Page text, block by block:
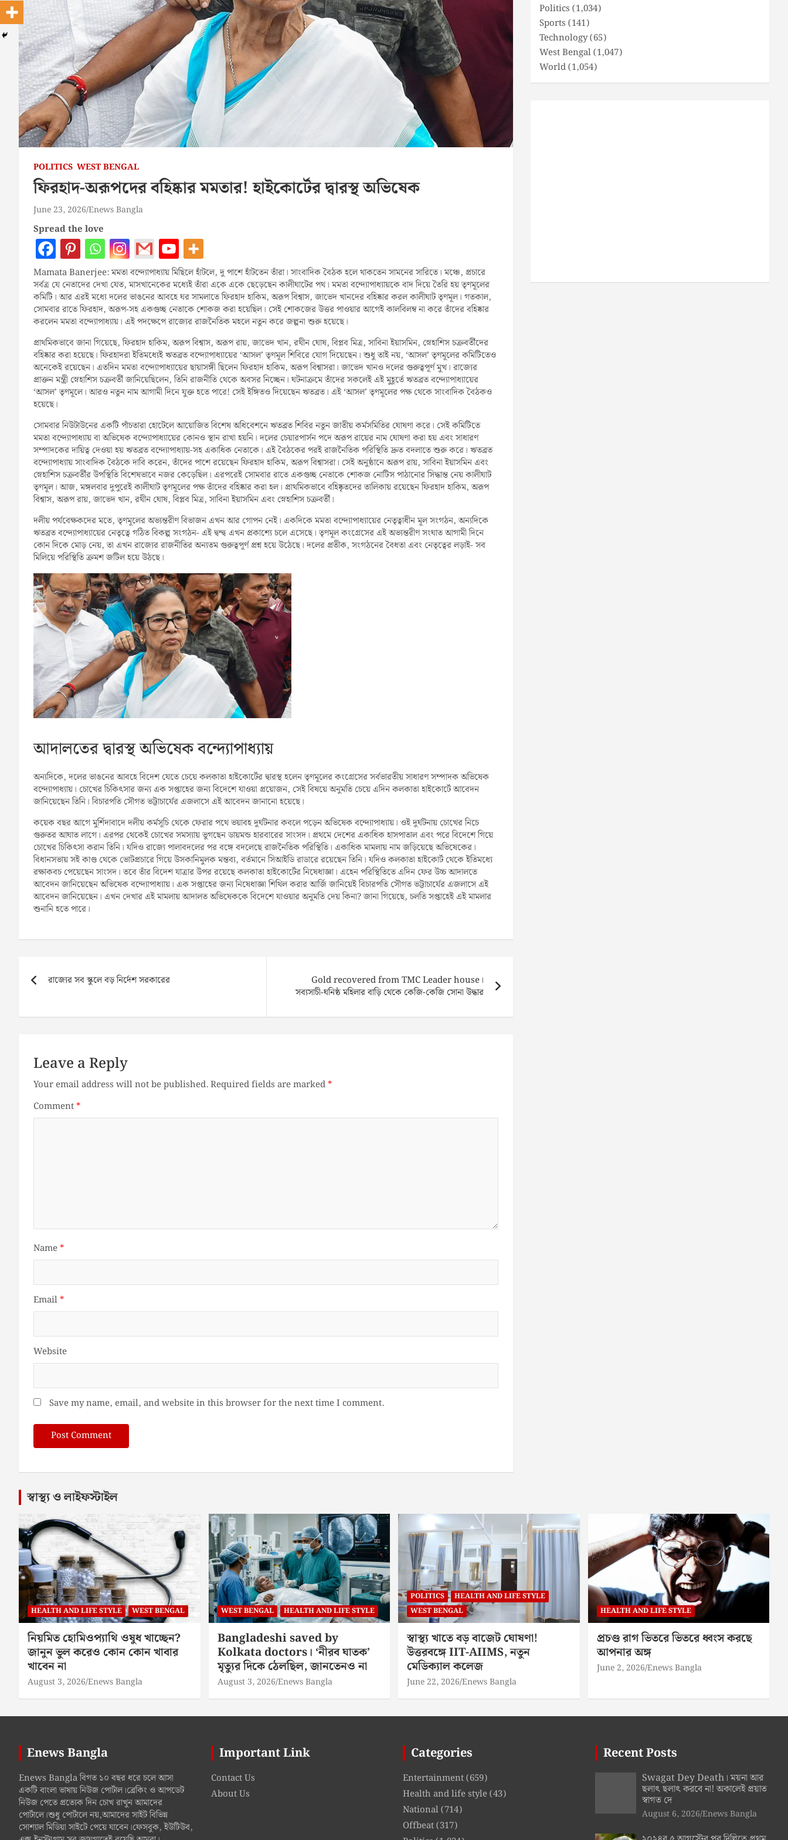
POLITICS WEST BENGAL
ফিরহাদ-অরূপদের বহিষ্কার মমতার! হাইকোর্টের দ্বারস্থ অভিষেক
June 23, 2026 Enews Bangla
Spread the love
Mamata Banerjee: মমতা বন্দ্যোপাধ্যায় মিছিলে হাঁটলে, দু পাশে হাঁটতেন তাঁরা। সাংবাদিক বৈঠক হলে থাকতেন সামনের সারিতে। মঞ্চে, প্রচারে
সর্বত্র যে নেতাদের দেখা যেত, মাসখানেকের মধ্যেই তাঁরা একে একে ছেড়েছেন কালীঘাটের পথ। মমতা বন্দ্যোপাধ্যায়কে বাদ দিয়ে তৈরি হয় তৃণমূলের
কমিটি। আর এরই মধ্যে দলের ভাঙনের আবহে ঘর সামলাতে ফিরহাদ হাকিম, অরূপ বিশ্বাস, জাভেদ খানদের বহিষ্কার করল কালীঘাট তৃণমূল। গতকাল,
সোমবার রাতে ফিরহাদ, অরূপ-সহ একগুচ্ছ নেতাকে শোকজ করা হয়েছিল। সেই শোকজের উত্তর পাওয়ার আগেই কালবিলম্ব না করে তাঁদের বহিষ্কার
করলেন মমতা বন্দ্যোপাধ্যায়। এই পদক্ষেপে রাজ্যের রাজনৈতিক মহলে নতুন করে জল্পনা শুরু হয়েছে।
প্রাথমিকভাবে জানা গিয়েছে, ফিরহাদ হাকিম, অরূপ বিশ্বাস, অরূপ রায়, জাভেদ খান, রথীন ঘোষ, বিপ্লব মিত্র, সাবিনা ইয়াসমিন, স্নেহাশিস চক্রবর্তীদের
বহিষ্কার করা হয়েছে। ফিরহাদরা ইতিমধ্যেই ঋতব্রত বন্দ্যোপাধ্যায়ের ‘আসল’ তৃণমূল শিবিরে যোগ দিয়েছেন। শুধু তাই নয়, ‘আসল’ তৃণমূলের কমিটিতেও
অনেকেই রয়েছেন। এতদিন মমতা বন্দ্যোপাধ্যায়ের ছায়াসঙ্গী ছিলেন ফিরহাদ হাকিম, অরূপ বিশ্বাসরা। জাভেদ খানও দলের গুরুত্বপূর্ণ মুখ। রাজ্যের
প্রাক্তন মন্ত্রী স্নেহাশিস চক্রবর্তী জানিয়েছিলেন, তিনি রাজনীতি থেকে অবসর নিচ্ছেন। ঘটনাক্রমে তাঁদের সকলেই এই মুহূর্তে ঋতব্রত বন্দ্যোপাধ্যায়ের
‘আসল’ তৃণমূলে। আরও নতুন নাম আগামী দিনে যুক্ত হতে পারে! সেই ইঙ্গিতও দিয়েছেন ঋতব্রত। এই ‘আসল’ তৃণমূলের পক্ষ থেকে সাংবাদিক বৈঠকও
হয়েছে।
সোমবার নিউটাউনের একটি পাঁচতারা হোটেলে আয়োজিত বিশেষ অধিবেশনে ঋতব্রত শিবির নতুন জাতীয় কর্মসমিতির ঘোষণা করে। সেই কমিটিতে
মমতা বন্দ্যোপাধ্যায় বা অভিষেক বন্দ্যোপাধ্যায়ের কোনও স্থান রাখা হয়নি। দলের চেয়ারপার্সন পদে অরূপ রায়ের নাম ঘোষণা করা হয় এবং সাধারণ
সম্পাদকের দায়িত্ব দেওয়া হয় ঋতব্রত বন্দ্যোপাধ্যায়-সহ একাধিক নেতাকে। এই বৈঠকের পরই রাজনৈতিক পরিস্থিতি দ্রুত বদলাতে শুরু করে। ঋতব্রত
বন্দ্যোপাধ্যায় সাংবাদিক বৈঠকে দাবি করেন, তাঁদের পাশে রয়েছেন ফিরহাদ হাকিম, অরূপ বিশ্বাসরা। সেই অনুষ্ঠানে অরূপ রায়, সাবিনা ইয়াসমিন এবং
স্নেহাশিস চক্রবর্তীর উপস্থিতি বিশেষভাবে নজর কেড়েছিল। এরপরেই সোমবার রাতে একগুচ্ছ নেতাকে শোকজ নোটিস পাঠানোর সিদ্ধান্ত নেয় কালীঘাট
তৃণমূল। আজ, মঙ্গলবার দুপুরেই কালীঘাট তৃণমূলের পক্ষ তাঁদের বহিষ্কার করা হল। প্রাথমিকভাবে বহিষ্কৃতদের তালিকায় রয়েছেন ফিরহাদ হাকিম, অরূপ
বিশ্বাস, অরূপ রায়, জাভেদ খান, রথীন ঘোষ, বিপ্লব মিত্র, সাবিনা ইয়াসমিন এবং স্নেহাশিস চক্রবর্তী।
দলীয় পর্যবেক্ষকদের মতে, তৃণমূলের অভ্যন্তরীণ বিভাজন এখন আর গোপন নেই। একদিকে মমতা বন্দ্যোপাধ্যায়ের নেতৃত্বাধীন মূল সংগঠন, অন্যদিকে
ঋতব্রত বন্দ্যোপাধ্যায়ের নেতৃত্বে গঠিত বিকল্প সংগঠন- এই দ্বন্দ্ব এখন প্রকাশ্যে চলে এসেছে। তৃণমূল কংগ্রেসের এই অভ্যন্তরীণ সংঘাত আগামী দিনে
কোন দিকে মোড় নেয়, তা এখন রাজ্যের রাজনীতির অন্যতম গুরুত্বপূর্ণ প্রশ্ন হয়ে উঠেছে। দলের প্রতীক, সংগঠনের বৈধতা এবং নেতৃত্বের লড়াই- সব
মিলিয়ে পরিস্থিতি ক্রমশ জটিল হয়ে উঠছে।
আদালতের দ্বারস্থ অভিষেক বন্দ্যোপাধ্যায়
অন্যদিকে, দলের ভাঙনের আবহে বিদেশ যেতে চেয়ে কলকাতা হাইকোর্টের দ্বারস্থ হলেন তৃণমূলের কংগ্রেসের সর্বভারতীয় সাধারণ সম্পাদক অভিষেক
বন্দ্যোপাধ্যায়। চোখের চিকিৎসার জন্য এক সপ্তাহের জন্য বিদেশে যাওয়া প্রয়োজন, সেই বিষয়ে অনুমতি চেয়ে এদিন কলকাতা হাইকোর্টে আবেদন
জানিয়েছেন তিনি। বিচারপতি সৌগত ভট্টাচার্যের এজলাসে এই আবেদন জানানো হয়েছে।
কয়েক বছর আগে মুর্শিদাবাদে দলীয় কর্মসূচি থেকে ফেরার পথে ভয়াবহ দুর্ঘটনার কবলে পড়েন অভিষেক বন্দ্যোপাধ্যায়। ওই দুর্ঘটনায় চোখের নিচে
গুরুতর আঘাত লাগে। এরপর থেকেই চোখের সমস্যায় ভুগছেন ডায়মন্ড হারবারের সাংসদ। প্রথমে দেশের একাধিক হাসপাতাল এবং পরে বিদেশে গিয়ে
চোখের চিকিৎসা করান তিনি। যদিও রাজ্যে পালাবদলের পর বঙ্গে বদলেছে রাজনৈতিক পরিস্থিতি। একাধিক মামলায় নাম জড়িয়েছে অভিষেকের।
বিধানসভায় সই কাণ্ড থেকে ভোটপ্রচারে গিয়ে উসকানিমুলক মন্তব্য, বর্তমানে সিআইডি রাডারে রয়েছেন তিনি। যদিও কলকাতা হাইকোর্ট থেকে ইতিমধ্যে
রক্ষাকবচ পেয়েছেন সাংসদ। তবে তাঁর বিদেশ যাত্রার উপর রয়েছে কলকাতা হাইকোর্টের নিষেধাজ্ঞা। এহেন পরিস্থিতিতে এদিন ফের উচ্চ আদালতে
আবেদন জানিয়েছেন অভিষেক বন্দ্যোপাধ্যায়। এক সপ্তাহের জন্য নিষেধাজ্ঞা শিথিল করার আর্জি জানিয়েই বিচারপতি সৌগত ভট্টাচার্যের এজলাসে এই
আবেদন জানিয়েছেন। এখন দেখার এই মামলায় আদালত অভিষেককে বিদেশে যাওয়ার অনুমতি দেয় কিনা? জানা গিয়েছে, চলতি সপ্তাহেই এই মামলার
শুনানি হতে পারে।
navigation
রাজ্যের সব স্কুলে বড় নির্দেশ সরকারের
Gold recovered from TMC Leader house।
সব্যসাচী-ঘনিষ্ঠ মহিলার বাড়ি থেকে কেজি-কেজি সোনা উদ্ধার
Leave a Reply
Your email address will not be published.Required fields are marked*
Comment*
Name*
Email*
Website
Save my name, email, and website in this browser for the next time I comment.
Politics (1,034)
Sports (141)
Technology(65)
West Bengal(1,047)
World(1,054)
স্বাস্থ্য ও লাইফস্টাইল
HEALTH AND LIFE STYLE WEST BENGAL
নিয়মিত হোমিওপ্যাথি ওষুধ খাচ্ছেন?
জানুন ভুল করেও কোন কোন খাবার
খাবেন না
August 3, 2026 Enews Bangla
WEST BENGAL HEALTH AND LIFE STYLE
Bangladeshi saved by
Kolkata doctors। ‘নীরব ঘাতক’
মৃত্যুর দিকে ঠেলছিল, জানতেনও না
August 3, 2026 Enews Bangla
POLITICS
HEALTH AND LIFE STYLE
WEST BENGAL
স্বাস্থ্য খাতে বড় বাজেট ঘোষণা!
উত্তরবঙ্গে IIT-AIIMS, নতুন
মেডিক্যাল কলেজ
June 22, 2026 Enews Bangla
HEALTH AND LIFE STYLE
প্রচণ্ড রাগ ভিতরে ভিতরে ধ্বংস করছে
আপনার অঙ্গ
June 2, 2026 Enews Bangla
Enews Bangla
Enews Bangla বিগত ১০ বছর ধরে চলে আসা
একটি বাংলা ভাষায় নিউজ পোর্টাল।ব্রেকিং ও আপডেট
নিউজ পেতে প্রত্যেক দিন চোখ রাখুন আমাদের
পোর্টালে।শুধু পোর্টালে নয়,আমাদের সাইট বিভিন্ন
সোশ্যাল মিডিয়া সাইটে পেয়ে যাবেন।ফেসবুক, ইউটিউব,
Important Link
Contact Us
About Us
Categories
Entertainment(659)
Health and life style(43)
National(714)
Offbeat(317)
Recent Posts
Swagat Dey Death। ময়না আর
ছলাৎ ছলাৎ করবে না! অকালেই প্রয়াত
স্বাগত দে
August 6, 2026 Enews Bangla